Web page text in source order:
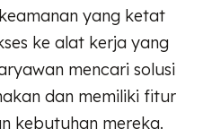
yang ketat
ke alat kerja yang
mencari solusi
dan memiliki fitur
kebutuhan mereka.